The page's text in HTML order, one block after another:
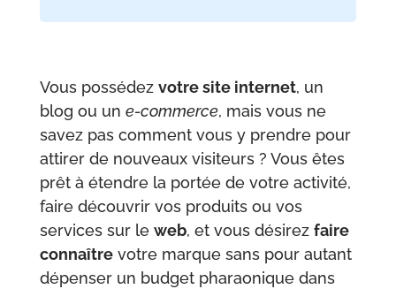
Vous possédez votre site internet, un
blog ou un e-commerce, mais vous ne
savez pas comment vous y prendre pour
attirer de nouveaux visiteurs ? Vous êtes
prêt à étendre la portée de votre activité,
faire découvrir vos produits ou vos
services sur le web, et vous désirez faire
connaîtrevotre marque sans pour autant
dépenser un budget pharaonique dans